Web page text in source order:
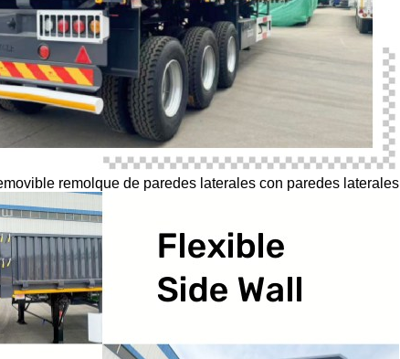
remolque de paredes laterales con paredes laterales